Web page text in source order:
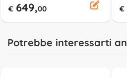
€ 649,00 €
Potrebbe interessarti